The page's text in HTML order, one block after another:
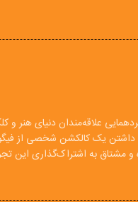
علاقه‌مندان دنیای هنر
داشتن یک کالکشن شخصی از
مشتاق به اشتراک‌گذاری این